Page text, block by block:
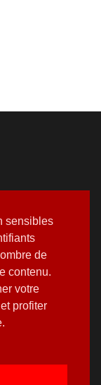
sensibles
de
contenu.
votre
profiter